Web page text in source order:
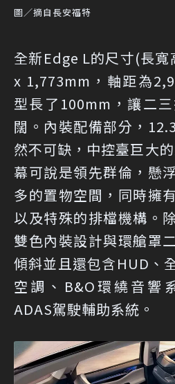
圖／摘自長安福特
全新Edge L的尺寸(長
x 1,773mm，軸距為
型長了100mm，讓二
闊。內裝配備部分，
然不可缺，中控臺巨大
幕可說是領先群倫，懸
多的置物空間，同時擁
以及特殊的排檔機構。
雙色內裝設計與環艙罩
傾斜並且還包含HUD、
空調、B&O環繞音響
ADAS駕駛輔助系統。